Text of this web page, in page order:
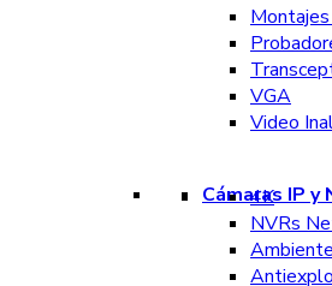
VGA
Video
Cámaras IP y
4K
NVRs